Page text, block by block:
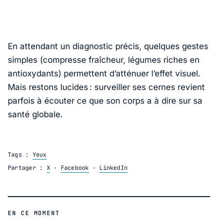
En attendant un diagnostic précis, quelques gestes
simples (compresse fraîcheur, légumes riches en
antioxydants) permettent d’atténuer l’effet visuel.
Mais restons lucides : surveiller ses cernes revient
parfois à écouter ce que son corps a à dire sur sa
santé globale.
Tags : Yeux
Partager : X· Facebook · LinkedIn
EN CE MOMENT